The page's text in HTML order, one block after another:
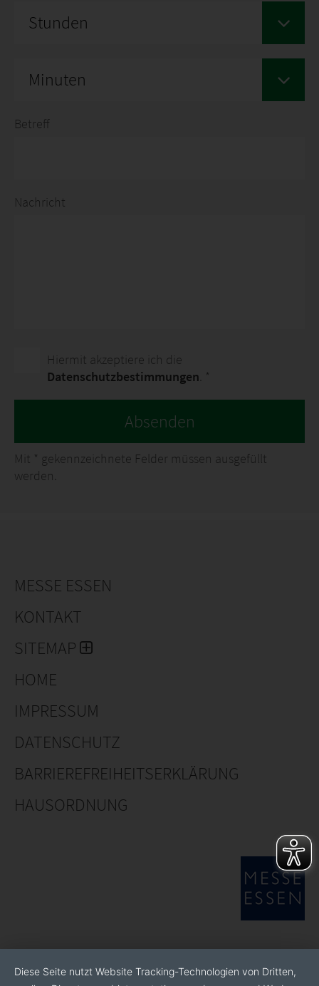
Stunden
Minuten
Betreff
Nachricht
Hiermit akzeptiere ich die
Datenschutzbestimmungen . *
Absenden
Mit * gekennzeichnete Felder müssen ausgefüllt
werden.
MESSE ESSEN
KONTAKT
SITEMAP
HOME
IMPRESSUM
DATENSCHUTZ
BARRIEREFREIHEITSERKLÄRUNG
HAUSORDNUNG
Diese Seite nutzt Website Tracking-Technologien von Dritten,